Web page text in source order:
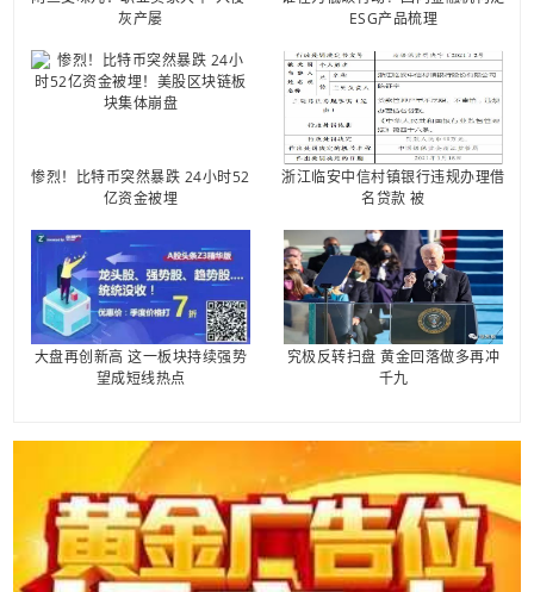
灰产屡
ESG产品梳理
惨烈！比特币突然暴跌 24小时52
亿资金被埋
浙江临安中信村镇银行违规办理借
名贷款 被
大盘再创新高 这一板块持续强势
望成短线热点
究极反转扫盘 黄金回落做多再冲
千九